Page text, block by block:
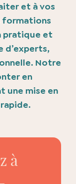
et à vos
formations
pratique et
d’experts,
Notre
en
une mise en
à